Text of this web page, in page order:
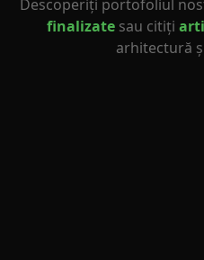
Descoperiți portofoliul
finalizate sau citiți
arhitectură